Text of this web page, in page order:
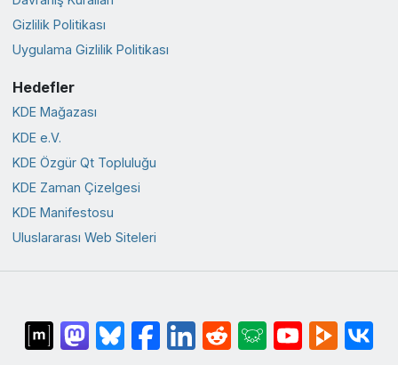
Gizlilik Politikası
Uygulama Gizlilik Politikası
Hedefler
KDE Mağazası
KDE e.V.
KDE Özgür Qt Topluluğu
KDE Zaman Çizelgesi
KDE Manifestosu
Uluslararası Web Siteleri